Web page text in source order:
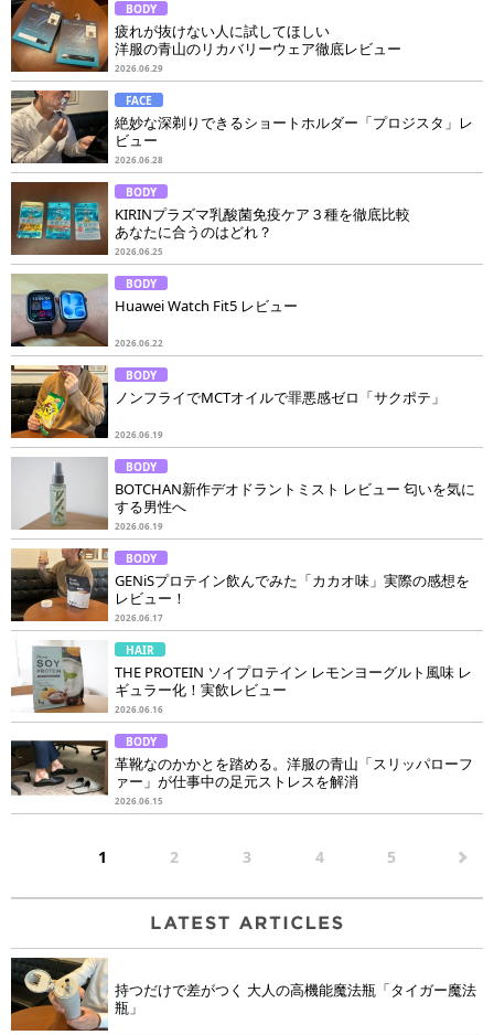
BODY
疲れが抜けない人に試してほしい
洋服の青山のリカバリーウェア徹底レビュー
2026.06.29
FACE
絶妙な深剃りできるショートホルダー「プロジスタ」レ
ビュー
2026.06.28
BODY
KIRINプラズマ乳酸菌免疫ケア３種を徹底比較
あなたに合うのはどれ？
2026.06.25
BODY
Huawei Watch Fit5 レビュー
2026.06.22
BODY
ノンフライでMCTオイルで罪悪感ゼロ「サクポテ」
2026.06.19
BODY
BOTCHAN新作デオドラントミスト レビュー 匂いを気に
する男性へ
2026.06.19
BODY
GENiSプロテイン飲んでみた「カカオ味」実際の感想を
レビュー！
2026.06.17
HAIR
THE PROTEIN ソイプロテイン レモンヨーグルト風味 レ
ギュラー化！実飲レビュー
2026.06.16
BODY
革靴なのかかとを踏める。洋服の青山「スリッパローフ
ァー」が仕事中の足元ストレスを解消
2026.06.15
1 2 3 4 5
持つだけで差がつく 大人の高機能魔法瓶「タイガー魔法
瓶」